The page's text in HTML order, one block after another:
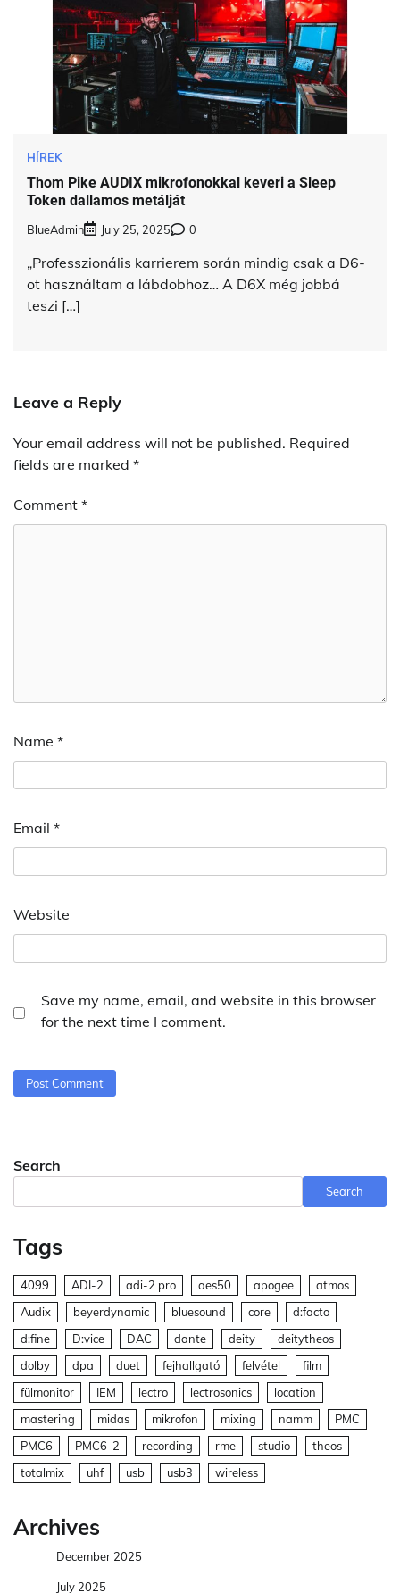
HÍREK
Thom Pike AUDIX mikrofonokkal keveri a Sleep
Token dallamos metálját
BlueAdmin July 25, 2025 0
„Professzionális karrierem során mindig csak a D6-
ot használtam a lábdobhoz… A D6X még jobbá
teszi […]
Leave a Reply
Your email address will not be published. Required
fields are marked *
Comment *
Name *
Email *
Website
Save my name, email, and website in this browser
for the next time I comment.
Search
Search
Tags
4099 ADI-2 adi-2 pro aes50 apogee
atmos
Audix
beyerdynamic bluesound core
d:facto
d:fine
D:vice DAC dante deity
deitytheos
dolby
dpa duet fejhallgató felvétel
film
fülmonitor
IEM lectro lectrosonics
location
mastering
midas mikrofon mixing namm
PMC
PMC6
PMC6-2 recording rme studio
theos
totalmix
uhf usb usb3 wireless
Archives
December 2025
July 2025